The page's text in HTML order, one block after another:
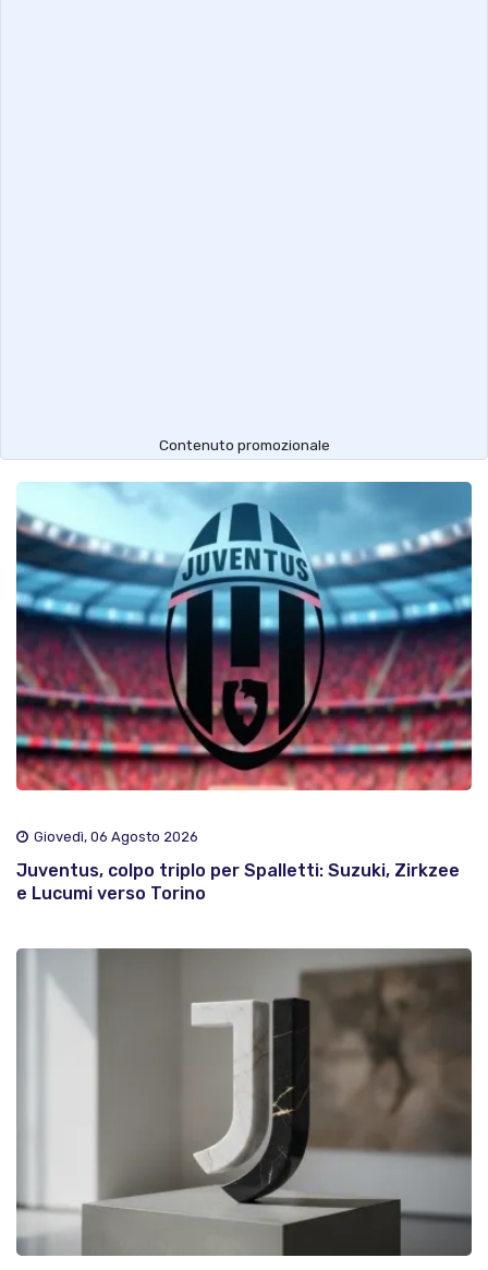
Contenuto promozionale
Giovedì, 06 Agosto 2026
Juventus, colpo triplo per Spalletti: Suzuki, Zirkzee
e Lucumi verso Torino